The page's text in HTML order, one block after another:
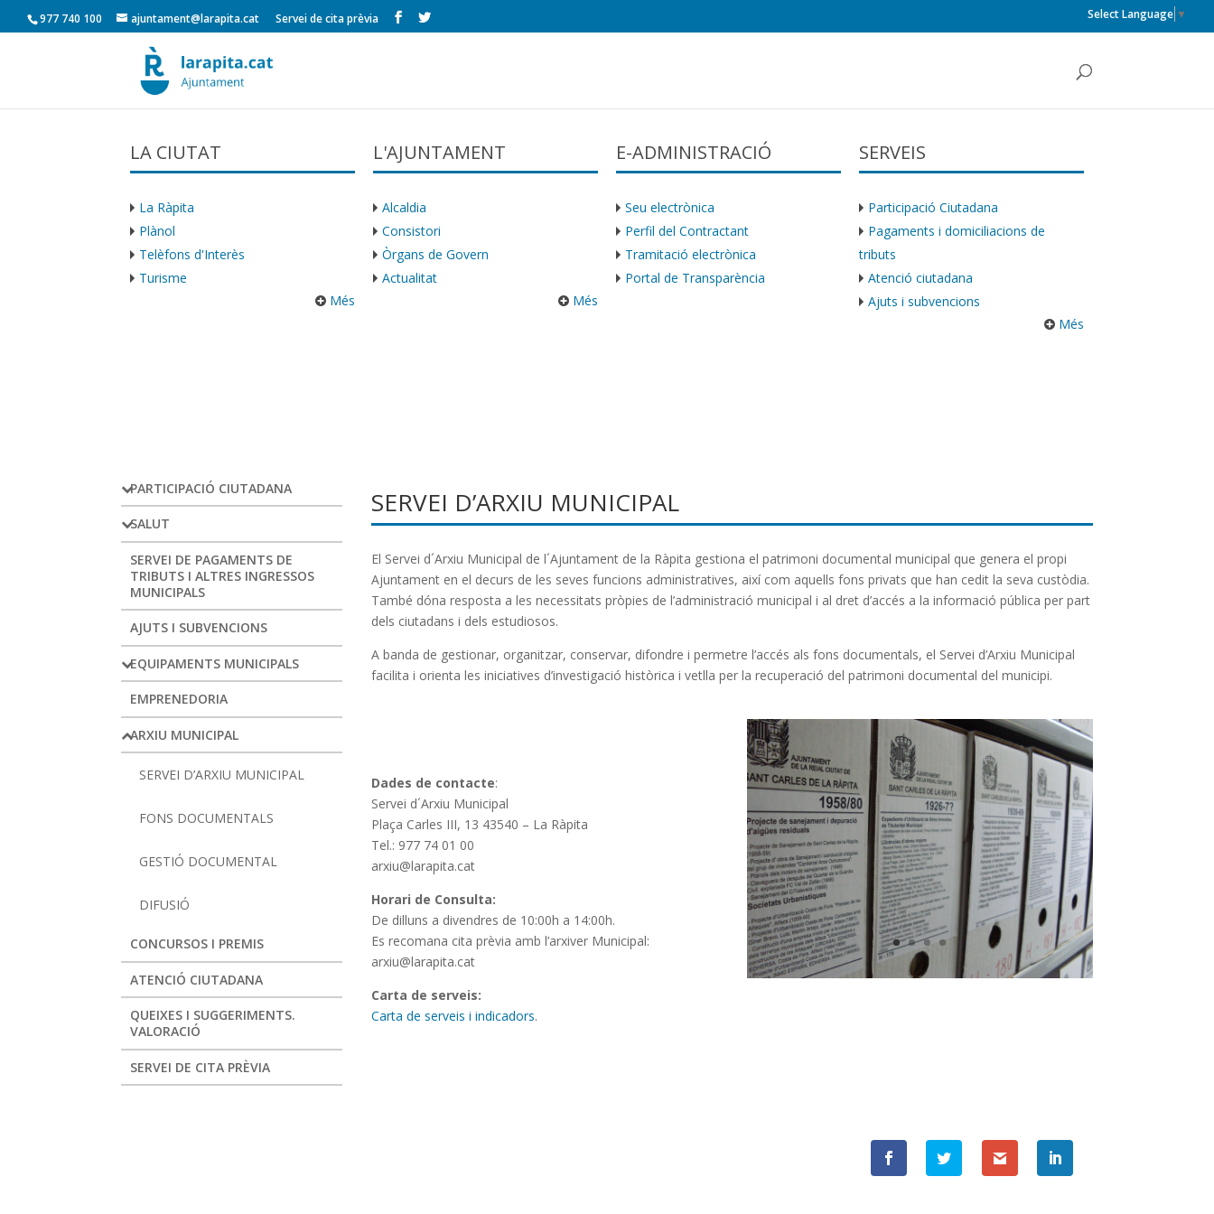
977 740 100 ajuntament@larapita.cat Servei de cita prèvia Select Language ▼
LA CIUTAT
La Ràpita
Plànol
Telèfons d'Interès
Turisme
Més
L'AJUNTAMENT
Alcaldia
Consistori
Òrgans de Govern
Actualitat
Més
E-ADMINISTRACIÓ
Seu electrònica
Perfil del Contractant
Tramitació electrònica
Portal de Transparència
SERVEIS
Participació Ciutadana
Pagaments i domiciliacions de
tributs
Atenció ciutadana
Ajuts i subvencions
Més
PARTICIPACIÓ CIUTADANA
SALUT
SERVEI DE PAGAMENTS DE
TRIBUTS I ALTRES INGRESSOS
MUNICIPALS
AJUTS I SUBVENCIONS
EQUIPAMENTS MUNICIPALS
EMPRENEDORIA
ARXIU MUNICIPAL
SERVEI D’ARXIU MUNICIPAL
FONS DOCUMENTALS
GESTIÓ DOCUMENTAL
DIFUSIÓ
CONCURSOS I PREMIS
ATENCIÓ CIUTADANA
QUEIXES I SUGGERIMENTS.
VALORACIÓ
SERVEI DE CITA PRÈVIA
SERVEI D’ARXIU MUNICIPAL
El Servei d´Arxiu Municipal de l´Ajuntament de la Ràpita gestiona el patrimoni documental municipal que genera el propi
Ajuntament en el decurs de les seves funcions administratives, així com aquells fons privats que han cedit la seva custòdia.
També dóna resposta a les necessitats pròpies de l’administració municipal i al dret d’accés a la informació pública per part
dels ciutadans i dels estudiosos.
A banda de gestionar, organitzar, conservar, difondre i permetre l’accés als fons documentals, el Servei d’Arxiu Municipal
facilita i orienta les iniciatives d’investigació històrica i vetlla per la recuperació del patrimoni documental del municipi.
Dades de contacte:
Servei d´Arxiu Municipal
Plaça Carles III, 13 43540 – La Ràpita
Tel.: 977 74 01 00
arxiu@larapita.cat
Horari de Consulta:
De dilluns a divendres de 10:00h a 14:00h.
Es recomana cita prèvia amb l’arxiver Municipal:
arxiu@larapita.cat
Carta de serveis:
Carta de serveis i indicadors.